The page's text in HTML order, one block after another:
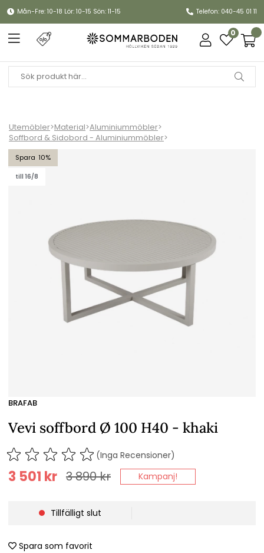
Mån-Fre: 10-18 Lör: 10-15 Sön: 11-15 Telefon: 040-45 01 11
0
Utemöbler>Material>Aluminiummöbler>
Soffbord & Sidobord - Aluminiummöbler>
10
till 16/8
Vevi soffbord Ø 100 H40 - khaki
BRAFAB
Vevi soffbord Ø 100 H40 - khaki
(Inga Recensioner)
3 890kr
3 501 kr Kampanj!
Tillfälligt slut
Spara som favorit